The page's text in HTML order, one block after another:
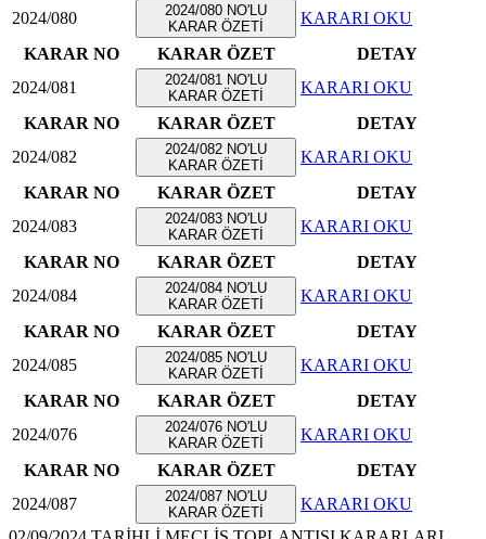
2024/080
2024/080 NO'LU
KARAR ÖZETİ
KARARI OKU
KARAR NO
KARAR ÖZET
DETAY
2024/081
2024/081 NO'LU
KARAR ÖZETİ
KARARI OKU
KARAR NO
KARAR ÖZET
DETAY
2024/082
2024/082 NO'LU
KARAR ÖZETİ
KARARI OKU
KARAR NO
KARAR ÖZET
DETAY
2024/083
2024/083 NO'LU
KARAR ÖZETİ
KARARI OKU
KARAR NO
KARAR ÖZET
DETAY
2024/084
2024/084 NO'LU
KARAR ÖZETİ
KARARI OKU
KARAR NO
KARAR ÖZET
DETAY
2024/085
2024/085 NO'LU
KARAR ÖZETİ
KARARI OKU
KARAR NO
KARAR ÖZET
DETAY
2024/076
2024/076 NO'LU
KARAR ÖZETİ
KARARI OKU
KARAR NO
KARAR ÖZET
DETAY
2024/087
2024/087 NO'LU
KARAR ÖZETİ
KARARI OKU